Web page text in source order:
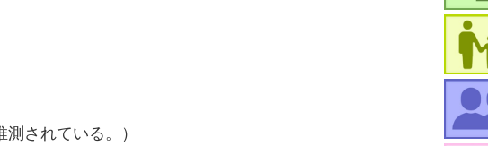
されている。）